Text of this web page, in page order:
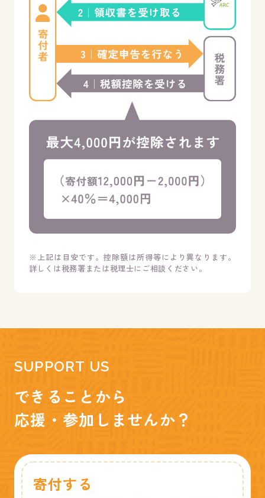
※上記は目安です。控除額は所得等により異なります。
詳しくは税務署または税理士にご相談ください。
SUPPORT US
できることから
応援・参加しませんか？
寄付する